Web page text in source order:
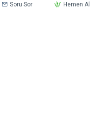
Soru Sor Hemen Al